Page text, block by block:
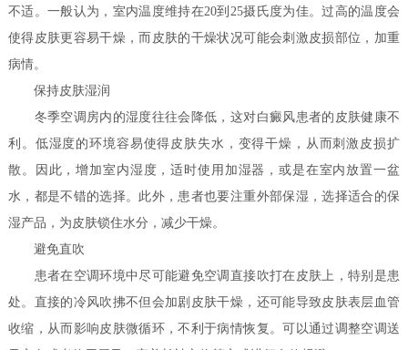
不适。一般认为，室内温度维持在20到25摄氏度为佳。过高的温度会
使得皮肤更容易干燥，而皮肤的干燥状况可能会刺激皮损部位，加重
病情。
保持皮肤湿润
冬季空调房内的湿度往往会降低，这对白癜风患者的皮肤健康不
利。低湿度的环境容易使得皮肤失水，变得干燥，从而刺激皮损扩
散。因此，增加室内湿度，适时使用加湿器，或是在室内放置一盆
水，都是不错的选择。此外，患者也要注重外部保湿，选择适合的保
湿产品，为皮肤锁住水分，减少干燥。
避免直吹
患者在空调环境中尽可能避免空调直接吹打在皮肤上，特别是患
处。直接的冷风吹拂不但会加剧皮肤干燥，还可能导致皮肤表层血管
收缩，从而影响皮肤微循环，不利于病情恢复。可以通过调整空调送